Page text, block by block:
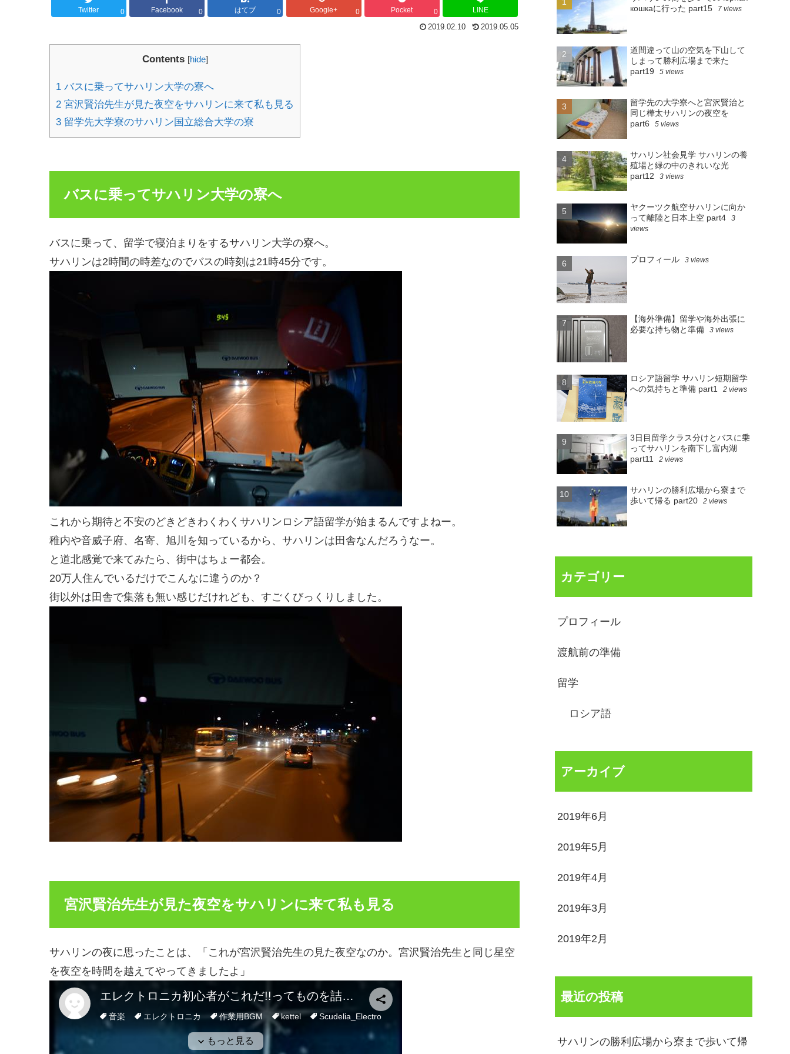
Twitter 0 Facebook 0 はてブ 0 Google+ 0 Pocket 0 LINE
2019.02.10 2019.05.05
Contents [hide]
1 バスに乗ってサハリン大学の寮へ
2 宮沢賢治先生が見た夜空をサハリンに来て私も見る
3 留学先大学寮のサハリン国立総合大学の寮
バスに乗ってサハリン大学の寮へ
バスに乗って、留学で寝泊まりをするサハリン大学の寮へ。
サハリンは2時間の時差なのでバスの時刻は21時45分です。
これから期待と不安のどきどきわくわくサハリンロシア語留学が始まるんですよねー。
稚内や音威子府、名寄、旭川を知っているから、サハリンは田舎なんだろうなー。
と道北感覚で来てみたら、街中はちょー都会。
20万人住んでいるだけでこんなに違うのか？
街以外は田舎で集落も無い感じだけれども、すごくびっくりしました。
宮沢賢治先生が見た夜空をサハリンに来て私も見る
サハリンの夜に思ったことは、「これが宮沢賢治先生の見た夜空なのか。宮沢賢治先生と同じ星空
を夜空を時間を越えてやってきましたよ」
кошкаに行った part15
7 views
道間違って山の空気を下山して
しまって勝利広場まで来た
part19
5 views
留学先の大学寮へと宮沢賢治と
同じ樺太サハリンの夜空を
part6
5 views
サハリン社会見学 サハリンの養
殖場と緑の中のきれいな光
part12
3 views
ヤクーツク航空サハリンに向か
って離陸と日本上空 part4
3
views
プロフィール 3 views
【海外準備】留学や海外出張に
必要な持ち物と準備
3 views
ロシア語留学 サハリン短期留学
への気持ちと準備 part1
2 views
3日目留学クラス分けとバスに乗
ってサハリンを南下し富内湖
part11
2 views
サハリンの勝利広場から寮まで
歩いて帰る part20
2 views
カテゴリー
プロフィール
渡航前の準備
留学
ロシア語
アーカイブ
2019年6月
2019年5月
2019年4月
2019年3月
2019年2月
最近の投稿
サハリンの勝利広場から寮まで歩いて帰